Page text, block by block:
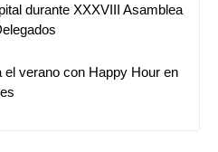
durante XXXVIII Asamblea
el verano con Happy Hour en